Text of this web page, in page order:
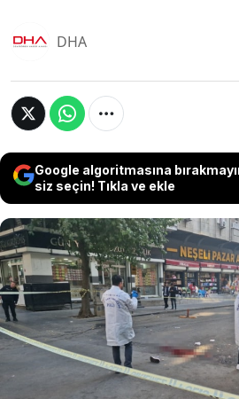
DHA
Google algoritmasına
siz seçin! Tıkla ve ekle
Diyarbakır'da soygun
giren Emrullah V., iki
bir esnafı bıçakla
yerinden geçen bir
bacağından vurarak